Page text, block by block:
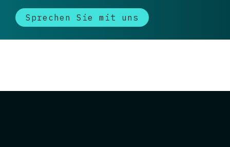
Sprechen Sie mit uns